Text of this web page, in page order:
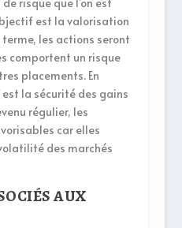
est la valorisation
les actions seront
comportent un risque
placements. En
est la sécurité des gains
régulier, les
car elles
des marchés
AUX